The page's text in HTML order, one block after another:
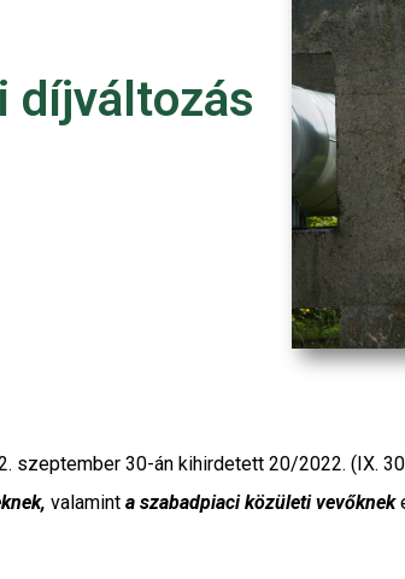
díjváltozás
szeptember 30-án kihirdetett 20/2022. (IX.
valamint a szabadpiaci közületi vevőknek